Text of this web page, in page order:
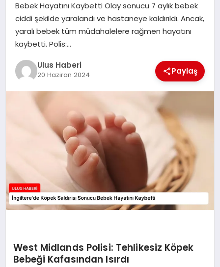
SPOR
YAŞAM
Bebek Hayatını Kaybetti Olay sonucu 7 aylık bebek
ciddi şekilde yaralandı ve hastaneye kaldırıldı. Ancak,
yaralı bebek tüm müdahalelere rağmen hayatını
kaybetti. Polis:…
Ulus Haberi
20 Haziran 2024 Paylaş
West Midlands Polisi: Tehlikesiz Köpek
Bebeği Kafasından Isırdı